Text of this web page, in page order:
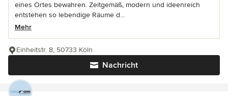
eines Ortes bewahren. Zeitgemäß, modern und ideenreich
entstehen so lebendige Räume d...
Mehr
Nachricht
Einheitstr. 8, 50733 Köln